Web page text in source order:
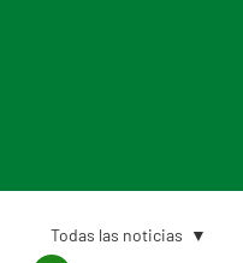
Todas las noticias